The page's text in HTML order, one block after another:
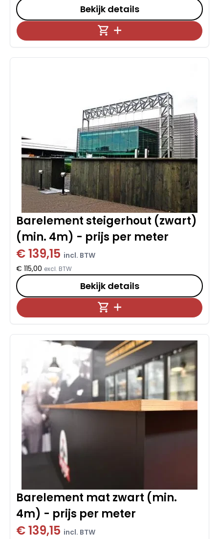
Bekijk details
Barelement steigerhout (zwart)
(min. 4m) - prijs per meter
€ 139,15 incl. BTW
€ 115,00 excl. BTW
Bekijk details
Barelement mat zwart (min.
4m) - prijs per meter
€ 139,15 incl. BTW